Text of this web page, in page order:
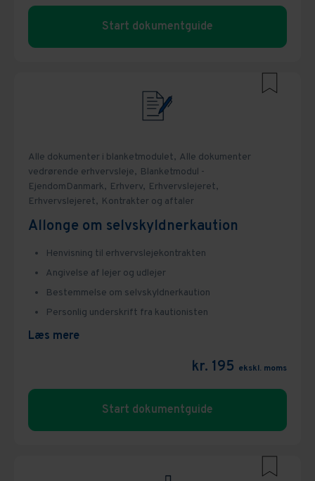
Start dokumentguide
Alle dokumenter i blanketmodulet, Alle dokumenter
vedrørende erhvervsleje, Blanketmodul -
EjendomDanmark, Erhverv, Erhvervslejeret,
Erhvervslejeret, Kontrakter og aftaler
Allonge om selvskyldnerkaution
Henvisning til erhvervslejekontrakten
Angivelse af lejer og udlejer
Bestemmelse om selvskyldnerkaution
Personlig underskrift fra kautionisten
Læs mere
kr. 195 ekskl. moms
Start dokumentguide